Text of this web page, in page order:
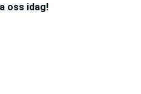
oss idag!